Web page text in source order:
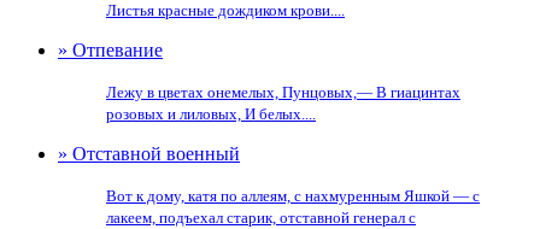
Листья красные дождиком крови....
» Отпевание
Лежу в цветах онемелых, Пунцовых,— В гиацинтах
розовых и лиловых, И белых....
» Отставной военный
Вот к дому, катя по аллеям, с нахмуренным Яшкой — с
лакеем, подъехал старик, отставной генерал с